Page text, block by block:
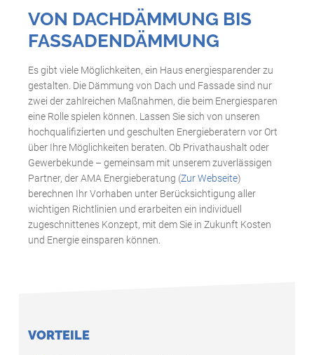
VON DACHDÄMMUNG BIS
FASSADENDÄMMUNG
Es gibt viele Möglichkeiten, ein Haus energiesparender zu
gestalten. Die Dämmung von Dach und Fassade sind nur
zwei der zahlreichen Maßnahmen, die beim Energiesparen
eine Rolle spielen können. Lassen Sie sich von unseren
hochqualifizierten und geschulten Energieberatern vor Ort
über Ihre Möglichkeiten beraten. Ob Privathaushalt oder
Gewerbekunde – gemeinsam mit unserem zuverlässigen
Partner, der AMA Energieberatung (Zur Webseite)
berechnen Ihr Vorhaben unter Berücksichtigung aller
wichtigen Richtlinien und erarbeiten ein individuell
zugeschnittenes Konzept, mit dem Sie in Zukunft Kosten
und Energie einsparen können.
VORTEILE